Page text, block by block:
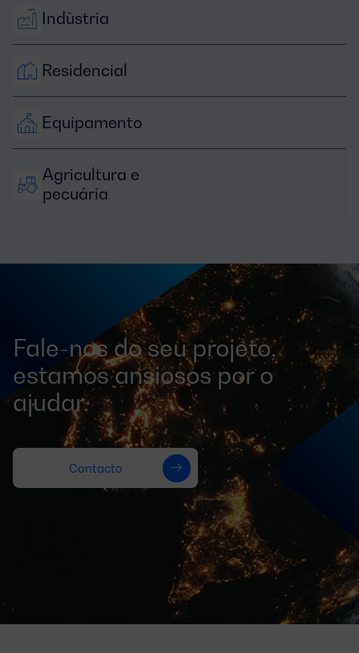
Indùstria
Residencial
Equipamento
Agricultura e
pecuária
Fale-nos do seu projeto,
estamos ansiosos por o
ajudar.
Contacto